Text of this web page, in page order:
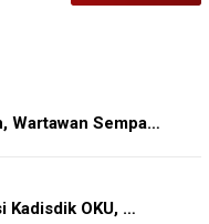
Wartawan Sempa…
Kadisdik OKU, …